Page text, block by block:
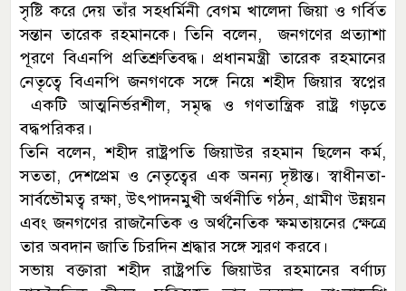
সৃষ্টি করে দেয় তাঁর সহধর্মিনী বেগম খালেদা জিয়া ও গর্বিত
সন্তান তারেক রহমানকে। তিনি বলেন, জনগণের প্রত্যাশা
পূরণে বিএনপি প্রতিশ্রুতিবদ্ধ। প্রধানমন্ত্রী তারেক রহমানের
নেতৃত্বে বিএনপি জনগণকে সঙ্গে নিয়ে শহীদ জিয়ার স্বপ্নের
একটি আত্মনির্ভরশীল, সমৃদ্ধ ও গণতান্ত্রিক রাষ্ট্র গড়তে
বদ্ধপরিকর।
তিনি বলেন, শহীদ রাষ্ট্রপতি জিয়াউর রহমান ছিলেন কর্ম,
সততা, দেশপ্রেম ও নেতৃত্বের এক অনন্য দৃষ্টান্ত। স্বাধীনতা-
সার্বভৌমত্ব রক্ষা, উৎপাদনমুখী অর্থনীতি গঠন, গ্রামীণ উন্নয়ন
এবং জনগণের রাজনৈতিক ও অর্থনৈতিক ক্ষমতায়নের ক্ষেত্রে
তার অবদান জাতি চিরদিন শ্রদ্ধার সঙ্গে স্মরণ করবে।
সভায় বক্তারা শহীদ রাষ্ট্রপতি জিয়াউর রহমানের বর্ণাঢ্য